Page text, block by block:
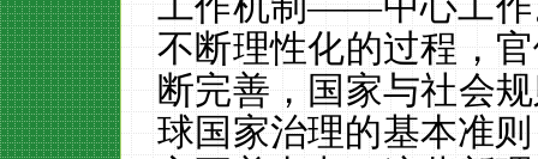
不断理性化的过程，
断完善，国家与社会
球国家治理的基本准